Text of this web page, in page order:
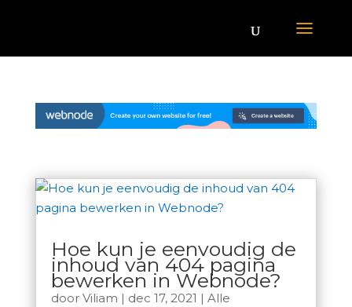
Hoe kun je eenvoudig de
inhoud van 404 pagina
bewerken in Webnode?
door Viliam | dec 17, 2021 | Alle